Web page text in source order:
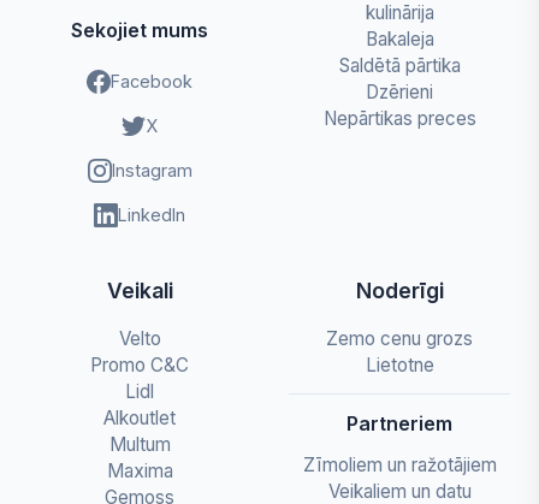
Sekojiet mums
Facebook
X
Instagram
LinkedIn
kulinārija
Bakaleja
Saldētā pārtika
Dzērieni
Nepārtikas preces
Veikali
Velto
Promo C&C
Lidl
Alkoutlet
Multum
Maxima
Gemoss
Noderīgi
Zemo cenu grozs
Lietotne
Partneriem
Zīmoliem un ražotājiem
Veikaliem un datu